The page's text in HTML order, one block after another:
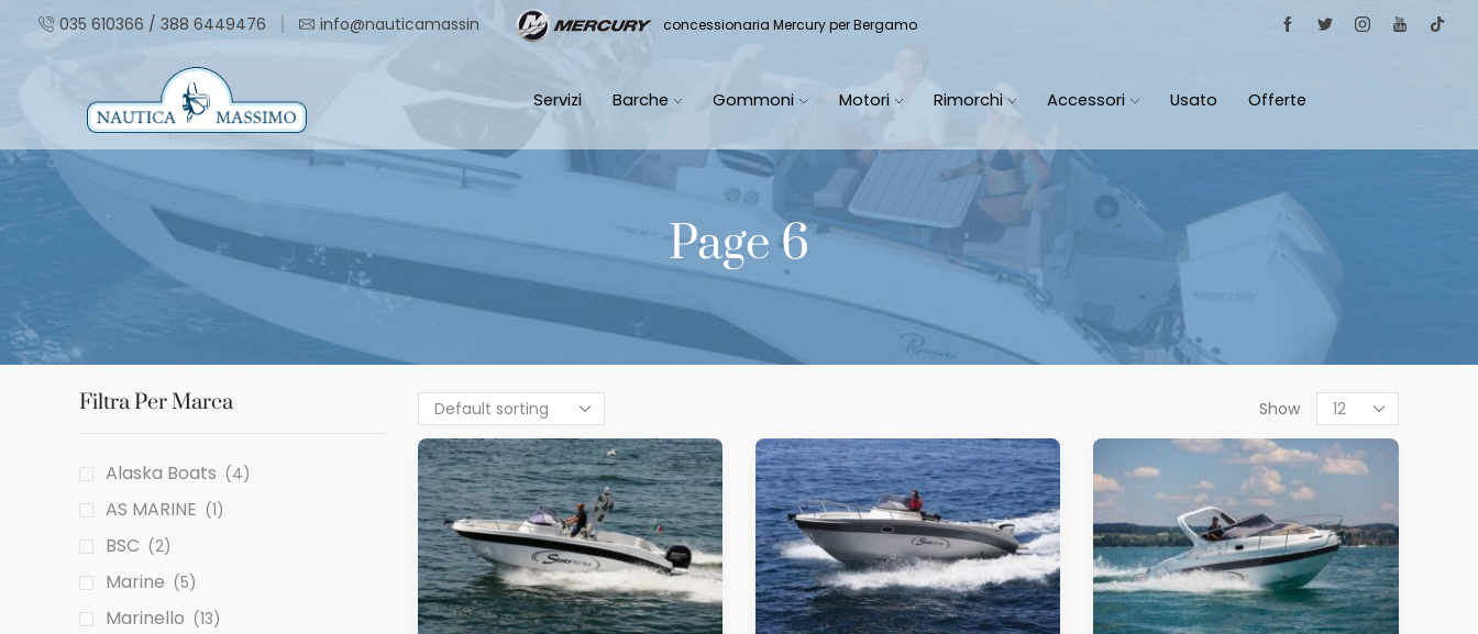
035 610366 / 388 6449476 info@nauticamassimo.it concessionaria Mercury per Bergamo
Servizi Barche Gommoni Motori Rimorchi Accessori Usato Offerte
Page 6
Show
Products
per
page
Filtra Per Marca
Alaska Boats (4)
AS MARINE (1)
BSC (2)
Marine (5)
Marinello (13)